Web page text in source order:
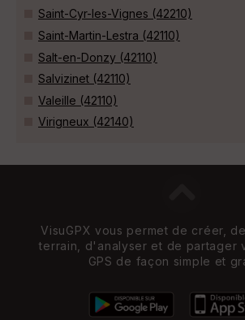
Saint-Cyr-les-Vignes (42210)
Saint-Martin-Lestra (42110)
Salt-en-Donzy (42110)
Salvizinet (42110)
Valeille (42110)
Virigneux (42140)
VisuGPX vous permet de créer,
terrain, d'analyser et de partager
GPS de façon simple et